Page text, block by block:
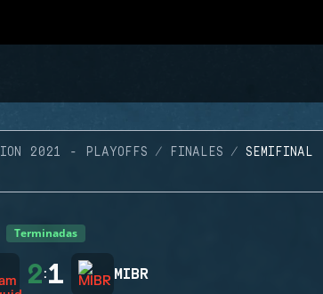
2021 - PLAYOFFS FINALES SEMIFINAL
Terminadas
2:1 MIBR